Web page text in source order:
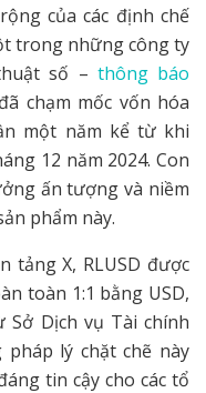
của các định chế
trong những công ty
số – thông báo
chạm mốc vốn hóa
một năm kể từ khi
12 năm 2024. Con
ấn tượng và niềm
phẩm này.
tảng X, RLUSD được
toàn 1:1 bằng USD,
Dịch vụ Tài chính
pháp lý chặt chẽ này
tin cậy cho các tổ